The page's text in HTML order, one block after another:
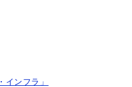
ンフラ」